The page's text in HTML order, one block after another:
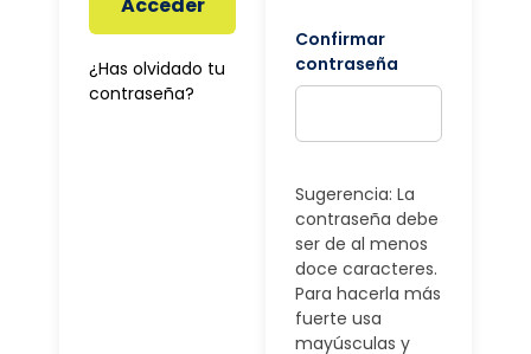
¿Has olvidado tu
contraseña?
Confirmar
contraseña
Sugerencia: La
contraseña debe
ser de al menos
doce caracteres.
Para hacerla más
fuerte usa
mayúsculas y